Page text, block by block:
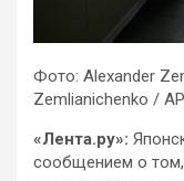
Фото: Alexander
Zemlianichenko / AP
«Лента.ру»:
сообщением о том,